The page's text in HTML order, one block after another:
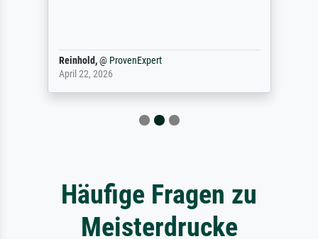
Reinhold,@ ProvenExpert
April 22, 2026
Häufige Fragen zu
Meisterdrucke